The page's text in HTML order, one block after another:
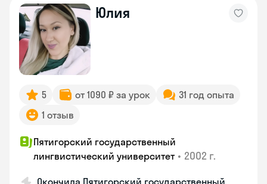
Юлия
5 от 1090 ₽ за урок
31 год опыта
1 отзыв
Пятигорский государственный
лингвистический университет • 2002 г.
Окончила Пятигорский государственный